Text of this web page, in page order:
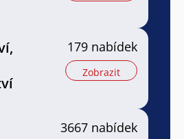
179 nabídek
Zobrazit
3667 nabídek